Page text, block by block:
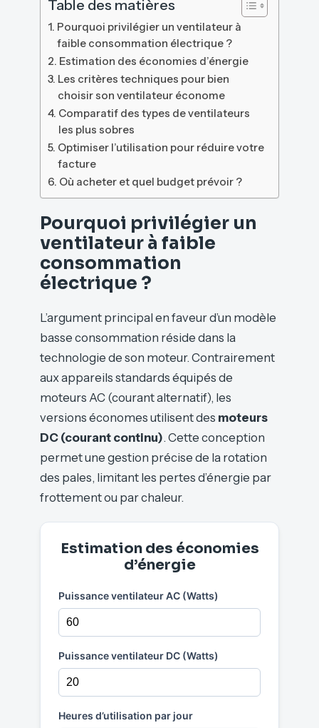
Table des matières
Pourquoi privilégier un ventilateur à
faible consommation électrique ?
Estimation des économies d’énergie
Les critères techniques pour bien
choisir son ventilateur économe
Comparatif des types de ventilateurs
les plus sobres
Optimiser l’utilisation pour réduire votre
facture
Où acheter et quel budget prévoir ?
Pourquoi privilégier un
ventilateur à faible
consommation
électrique ?
L’argument principal en faveur d’un modèle
basse consommation réside dans la
technologie de son moteur. Contrairement
aux appareils standards équipés de
moteurs AC (courant alternatif), les
versions économes utilisent des moteurs
DC (courant continu). Cette conception
permet une gestion précise de la rotation
des pales, limitant les pertes d’énergie par
frottement ou par chaleur.
Estimation des économies
d’énergie
Puissance ventilateur AC (Watts)
Puissance ventilateur DC (Watts)
Heures d’utilisation par jour